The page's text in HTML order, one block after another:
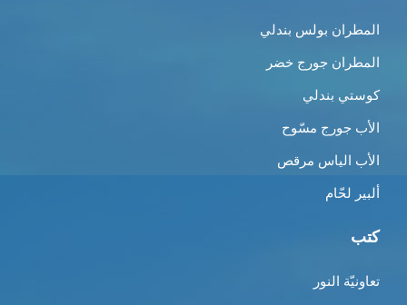
المطران بولس بندلي
المطران جورج خضر
كوستي بندلي
الأب جورج مسّوح
الأب الياس مرقص
ألبير لحّام
كتب
تعاونيّة النور